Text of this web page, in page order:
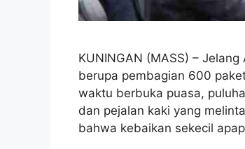
KUNINGAN (MASS) –
berupa pembagian 600
waktu berbuka puasa,
dan pejalan kaki yang
bahwa kebaikan sekecil